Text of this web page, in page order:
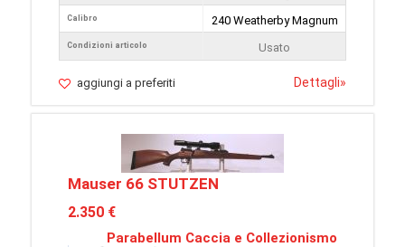
Calibro
Condizioni articolo
240 Weatherby Magnum
Usato
aggiungi a preferiti Dettagli»
Mauser 66 STUTZEN
2.350 €
Parabellum Caccia e Collezionismo